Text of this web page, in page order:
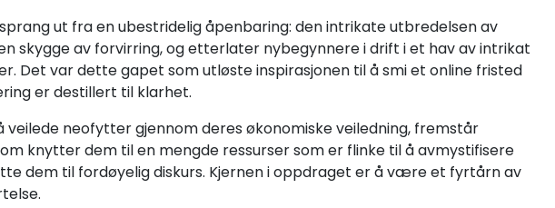
ut fra en ubestridelig åpenbaring: den intrikate utbredelsen av
skygge av forvirring, og etterlater nybegynnere i drift i et hav av intrikat
Det var dette gapet som utløste inspirasjonen til å smi et online fristed
er destillert til klarhet.
neofytter gjennom deres økonomiske veiledning, fremstår
knytter dem til en mengde ressurser som er flinke til å avmystifisere
dem til fordøyelig diskurs. Kjernen i oppdraget er å være et fyrtårn av